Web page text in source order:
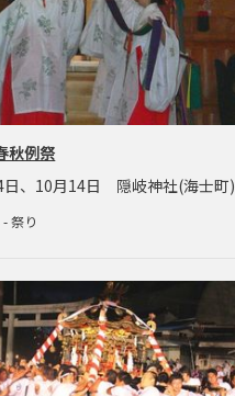
秋例祭
、10月14日 隠岐神社(海士町)
祭り